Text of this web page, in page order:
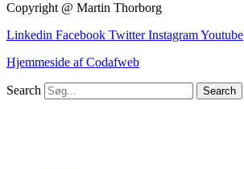
Copyright @ Martin Thorborg
Linkedin Facebook Twitter InstagramYoutube
Hjemmeside af Codafweb
Search Search